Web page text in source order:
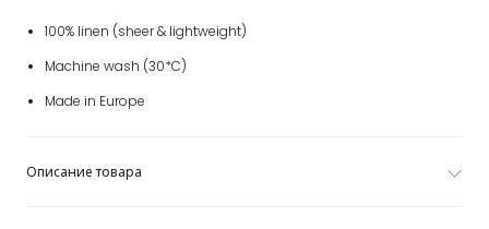
100% linen (sheer & lightweight)
Machine wash (30*C)
Made in Europe
Описание товара